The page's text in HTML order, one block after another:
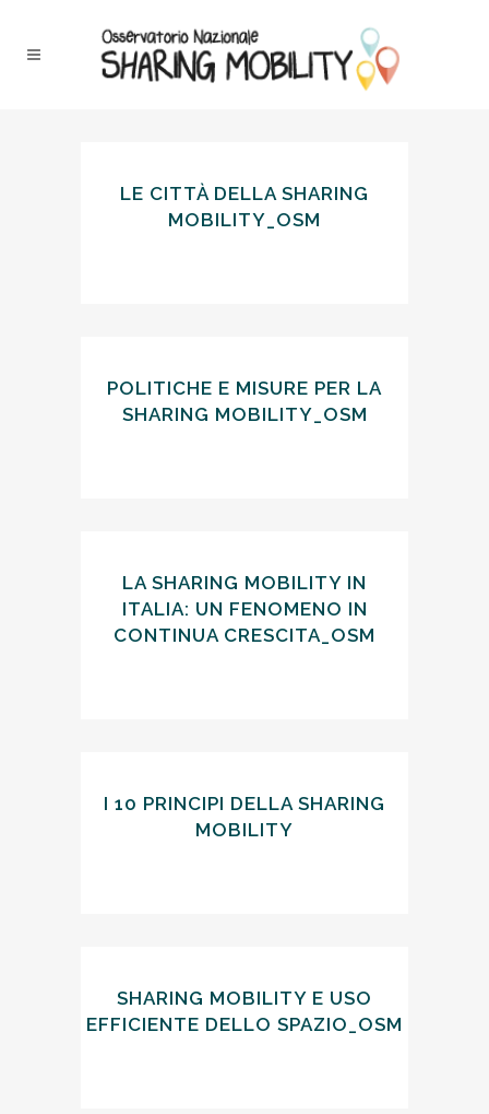
LE CITTÀ DELLA SHARING
MOBILITY_OSM
POLITICHE E MISURE PER LA
SHARING MOBILITY_OSM
LA SHARING MOBILITY IN
ITALIA: UN FENOMENO IN
CONTINUA CRESCITA_OSM
I 10 PRINCIPI DELLA SHARING
MOBILITY
SHARING MOBILITY E USO
EFFICIENTE DELLO SPAZIO_OSM